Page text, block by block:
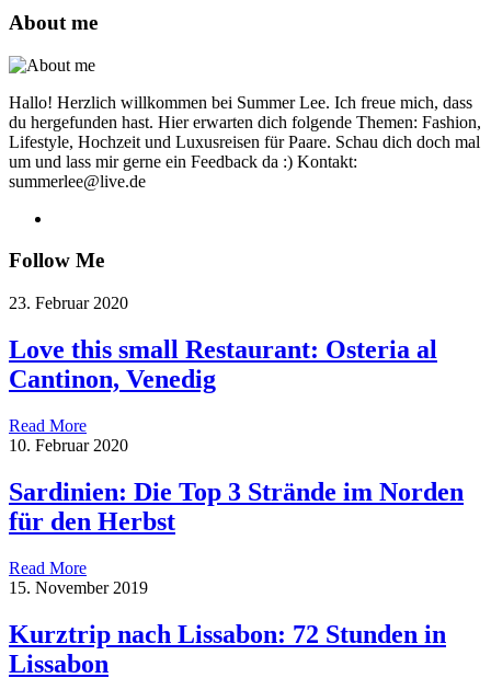
About me
Hallo! Herzlich willkommen bei Summer Lee. Ich freue mich, dass
du hergefunden hast. Hier erwarten dich folgende Themen: Fashion,
Lifestyle, Hochzeit und Luxusreisen für Paare. Schau dich doch mal
um und lass mir gerne ein Feedback da :) Kontakt:
summerlee@live.de
Follow Me
23. Februar 2020
Love this small Restaurant: Osteria al
Cantinon, Venedig
Read More
10. Februar 2020
Sardinien: Die Top 3 Strände im Norden
für den Herbst
Read More
15. November 2019
Kurztrip nach Lissabon: 72 Stunden in
Lissabon